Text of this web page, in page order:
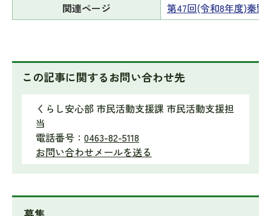
関連ページ
第47回(令和8年度)秦野
この記事に関するお問い合わせ先
くらし安心部 市民活動支援課 市民活動支援担
当
電話番号： 0463-82-5118
お問い合わせメールを送る